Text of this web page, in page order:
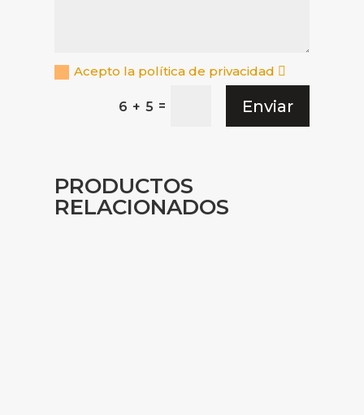
Acepto la política de privacidad
6 + 5 = Enviar
PRODUCTOS
RELACIONADOS